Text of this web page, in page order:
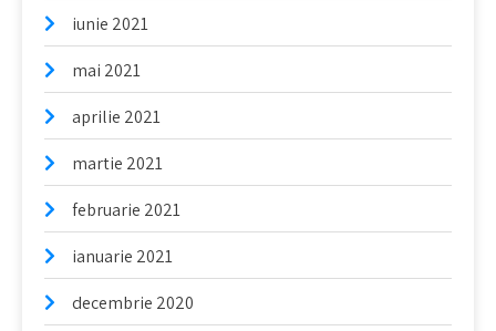
iunie 2021
mai 2021
aprilie 2021
martie 2021
februarie 2021
ianuarie 2021
decembrie 2020